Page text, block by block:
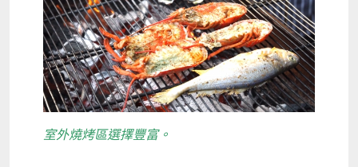
室外燒烤區選擇豐富。